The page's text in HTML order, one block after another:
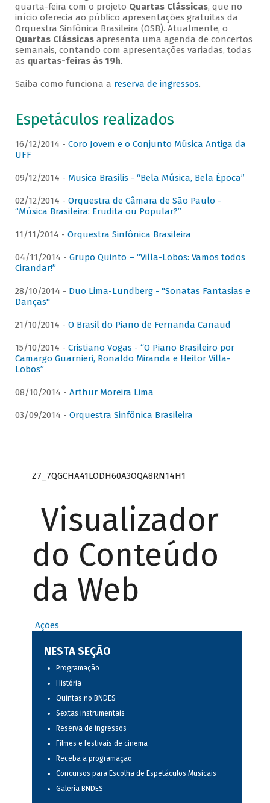
quarta-feira com o projeto Quartas Clássicas, que no
início oferecia ao público apresentações gratuitas da
Orquestra Sinfônica Brasileira (OSB). Atualmente, o
Quartas Clássicasapresenta uma agenda de concertos
semanais, contando com apresentações variadas, todas
as quartas-feiras às 19h.
Saiba como funciona a reserva de ingressos.
Espetáculos realizados
16/12/2014 - Coro Jovem e o Conjunto Música Antiga da
UFF
09/12/2014 - Musica Brasilis - “Bela Música, Bela Época”
02/12/2014 - Orquestra de Câmara de São Paulo -
“Música Brasileira: Erudita ou Popular?”
11/11/2014 - Orquestra Sinfônica Brasileira
04/11/2014 - Grupo Quinto – “Villa-Lobos: Vamos todos
Cirandar!”
28/10/2014 - Duo Lima-Lundberg - "Sonatas Fantasias e
Danças"
21/10/2014 - O Brasil do Piano de Fernanda Canaud
15/10/2014 - Cristiano Vogas - “O Piano Brasileiro por
Camargo Guarnieri, Ronaldo Miranda e Heitor Villa-
Lobos”
08/10/2014 - Arthur Moreira Lima
03/09/2014 - Orquestra Sinfônica Brasileira
Z7_7QGCHA41LODH60A3OQA8RN14H1
Visualizador
do Conteúdo
da Web
Ações
NESTA SEÇÃO
Programação
História
Quintas no BNDES
Sextas instrumentais
Reserva de ingressos
Filmes e festivais de cinema
Receba a programação
Concursos para Escolha de Espetáculos Musicais
Galeria BNDES